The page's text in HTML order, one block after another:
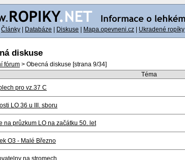
Články Databáze Diskuse Mapa.opevneni.cz Ukradené ropíky
diskuse
fórum > Obecná diskuse [strana 9/34]
Téma
pro vz.37 C
LO 36 u III. sboru
na průzkum LO na začátku 50. let
O3 - Malé Březno
na stromech